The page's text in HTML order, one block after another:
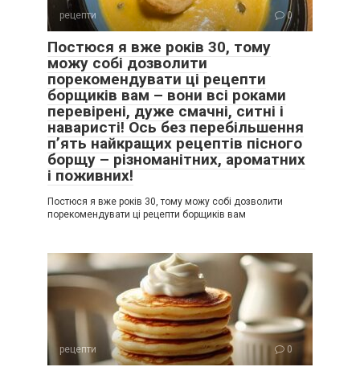
рецепти 0
Постюся я вже років 30, тому
можу собі дозволити
порекомендувати ці рецепти
борщиків вам – вони всі роками
перевірені, дуже смачні, ситні і
наваристі! Ось без перебільшення
п’ять найкращих рецептів пісного
борщу – різноманітних, ароматних
і поживних!
Постюся я вже років 30, тому можу собі дозволити
порекомендувати ці рецепти борщиків вам
рецепти 0